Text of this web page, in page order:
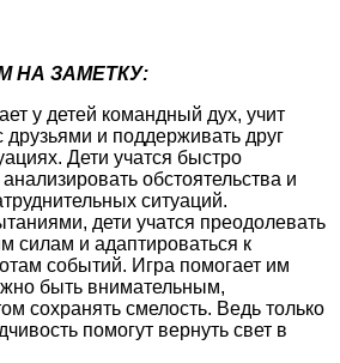
НА ЗАМЕТКУ:
у детей командный дух, учит
друзьями и поддерживать друг
Дети учатся быстро
обстоятельства и
ситуаций.
дети учатся преодолевать
силам и адаптироваться к
событий. Игра помогает им
быть внимательным,
сохранять смелость. Ведь только
помогут вернуть свет в